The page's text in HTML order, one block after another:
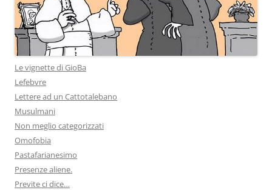
Le vignette di GioBa
Lefebvre
Lettere ad un Cattotalebano
Musulmani
Non meglio categorizzati
Omofobia
Pastafarianesimo
Presenze aliene.
Previte ci dice…